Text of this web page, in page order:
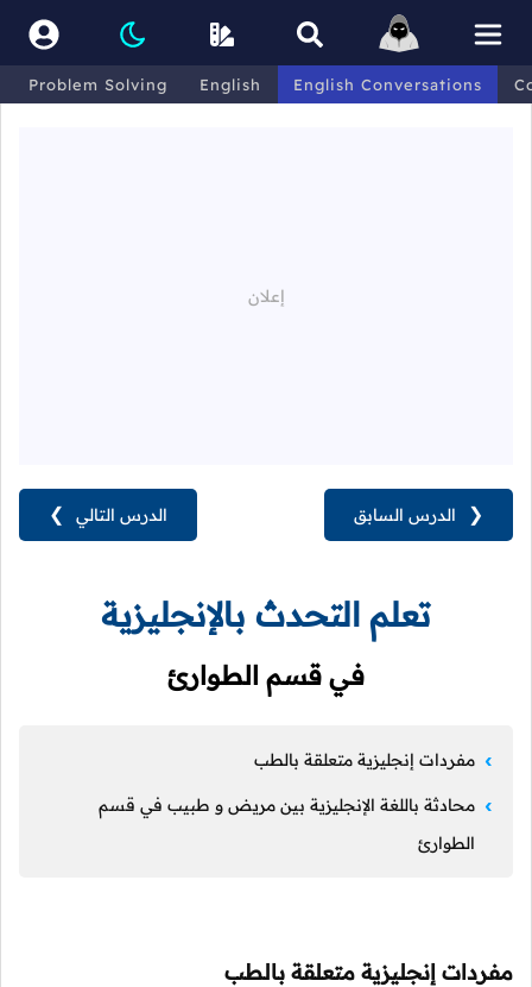
Problem Solving English English Conversations
الدرس التالي ❯ ❮ الدرس السابق
تعلم التحدث بالإنجليزية
في قسم الطوارئ
مفردات إنجليزية متعلقة بالطب
محادثة باللغة الإنجليزية بين مريض و طبيب في قسم
الطوارئ
مفردات إنجليزية متعلقة بالطب